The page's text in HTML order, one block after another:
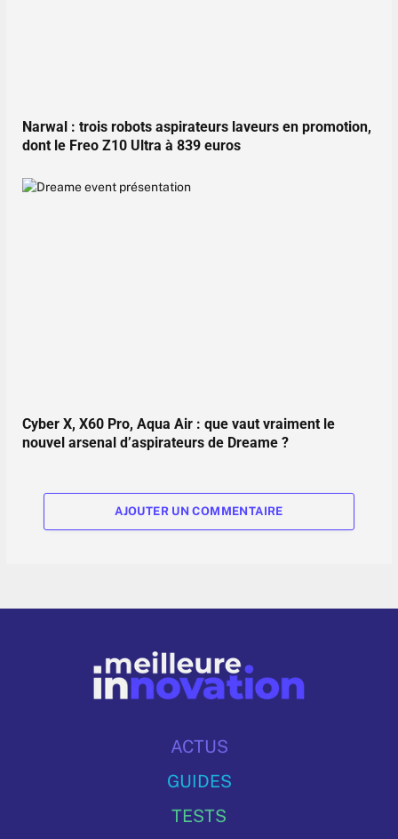
Narwal : trois robots aspirateurs laveurs en promotion,
dont le Freo Z10 Ultra à 839 euros
Cyber X, X60 Pro, Aqua Air : que vaut vraiment le
nouvel arsenal d’aspirateurs de Dreame ?
AJOUTER UN COMMENTAIRE
ACTUS
GUIDES
TESTS